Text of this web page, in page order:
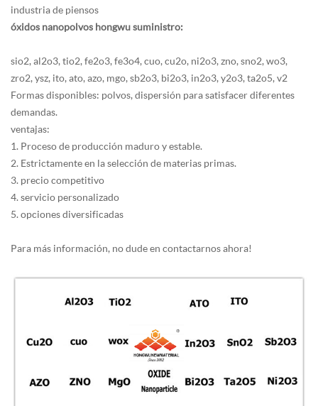
industria de piensos
óxidos nanopolvos hongwu suministro:
sio2, al2o3, tio2, fe2o3, fe3o4, cuo, cu2o, ni2o3, zno, sno2, wo3,
zro2, ysz, ito, ato, azo, mgo, sb2o3, bi2o3, in2o3, y2o3, ta2o5, v2
Formas disponibles: polvos, dispersión para satisfacer diferentes
demandas.
ventajas:
1. Proceso de producción maduro y estable.
2. Estrictamente en la selección de materias primas.
3. precio competitivo
4. servicio personalizado
5. opciones diversificadas
Para más información, no dude en contactarnos ahora!